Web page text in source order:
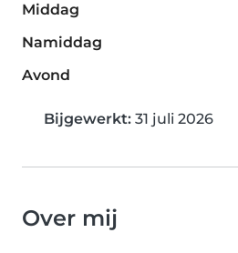
Middag
Namiddag
Avond
Bijgewerkt: 31 juli 2026
Over mij